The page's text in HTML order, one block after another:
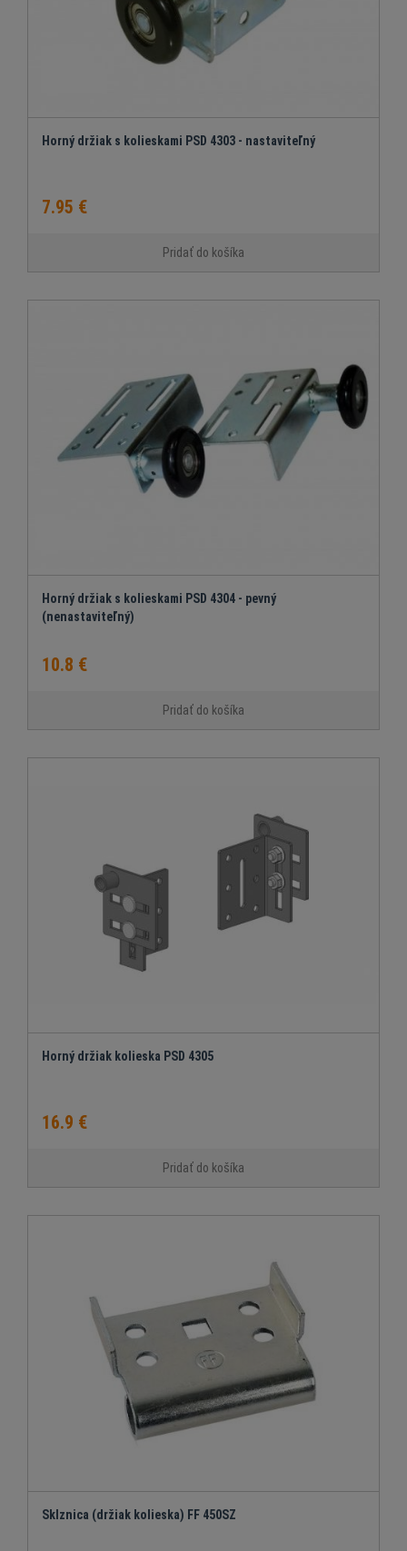
Horný držiak s kolieskami PSD 4303 - nastaviteľný
7.95 €
Pridať do košíka
Horný držiak s kolieskami PSD 4304 - pevný
(nenastaviteľný)
10.8 €
Pridať do košíka
Horný držiak kolieska PSD 4305
16.9 €
Pridať do košíka
Sklznica (držiak kolieska) FF 450SZ